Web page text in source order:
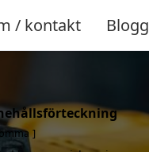
/ kontakt Blogg